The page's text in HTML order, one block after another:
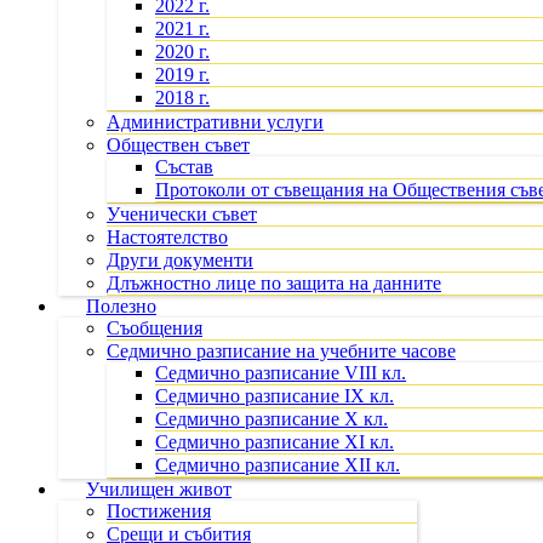
2022 г.
2021 г.
2020 г.
2019 г.
2018 г.
Административни услуги
Обществен съвет
Състав
Протоколи от съвещания на Обществения
Ученически съвет
Настоятелство
Други документи
Длъжностно лице по защита на данните
Полезно
Съобщения
Седмично разписание на учебните часове
Седмично разписание VIII кл.
Седмично разписание IX кл.
Седмично разписание X кл.
Седмично разписание XI кл.
Седмично разписание XII кл.
Училищен живот
Постижения
Срещи и събития